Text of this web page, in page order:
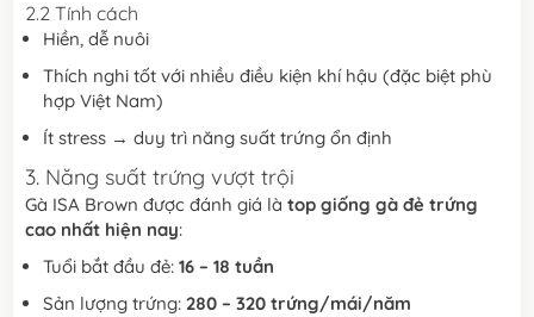
2.2 Tính cách
Hiền, dễ nuôi
Thích nghi tốt với nhiều điều kiện khí hậu (đặc biệt phù
hợp Việt Nam)
Ít stress → duy trì năng suất trứng ổn định
3. Năng suất trứng vượt trội
Gà ISA Brown được đánh giá làtop giống gà đẻ trứng
cao nhất hiện nay:
Tuổi bắt đầu đẻ:16 – 18 tuần
Sản lượng trứng:280 – 320 trứng/mái/năm